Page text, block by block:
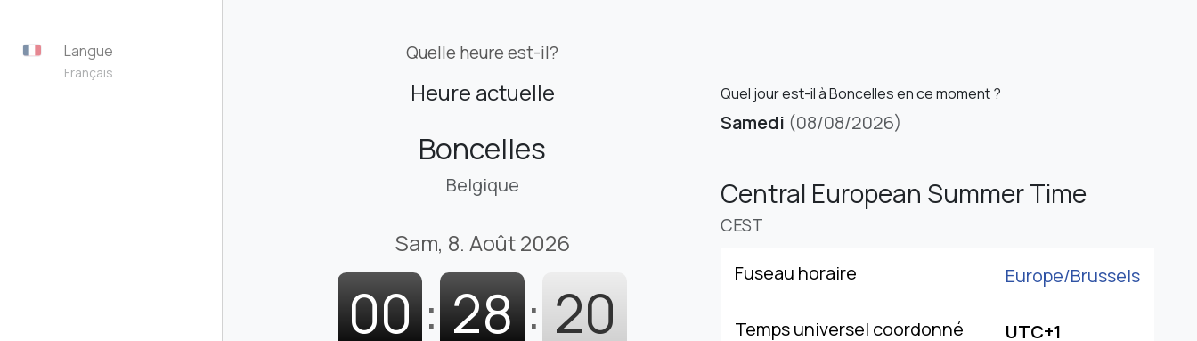
Langue
Français
Quelle heure est-il?
Heure actuelle
Boncelles
Belgique
Sam, 8. Août 2026
00 : 28 : 21
Quel jour est-il à Boncelles en ce moment ?
Samedi (08/08/2026)
Central European Summer Time
CEST
Fuseau horaire Europe/Brussels
Temps universel coordonné UTC+1